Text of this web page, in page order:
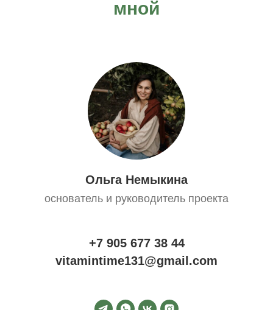
мной
Ольга Немыкина
основатель и руководитель проекта
+7 905 677 38 44
vitamintime131@gmail.com